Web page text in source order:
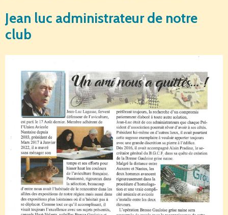
Jean luc administrateur de notre
club